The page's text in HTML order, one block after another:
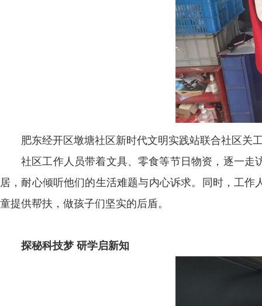
肥东经开区墩塘社区新时代文明实践站联合社区关
社区工作人员带着文具、零食等节日物资，逐一
居，耐心倾听他们的生活难题与内心诉求。同时，工
童提供帮扶，做孩子们坚实的后盾。
探秘科技梦 研学启新知